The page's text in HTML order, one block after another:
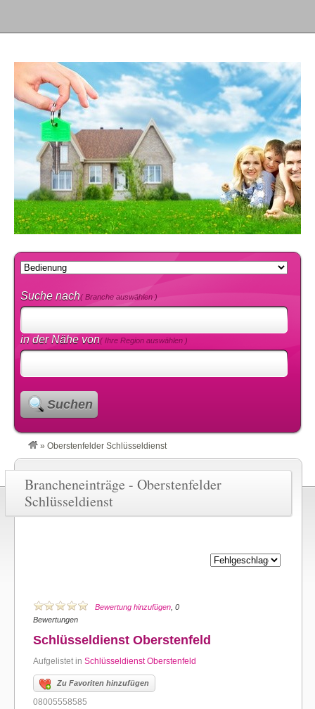
Suche nach( Branche auswählen )
in der Nähe von( Ihre Region auswählen )
Suchen
» Oberstenfelder Schlüsseldienst
Brancheneinträge - Oberstenfelder
Schlüsseldienst
Bewertung hinzufügen , 0
Bewertungen
Schlüsseldienst Oberstenfeld
Aufgelistet in Schlüsseldienst Oberstenfeld
Zu Favoriten hinzufügen
08005558585